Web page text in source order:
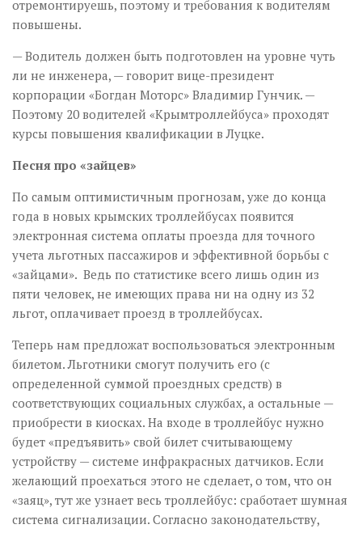
отремонтируешь, поэтому и требования к водителям
повышены.
— Водитель должен быть подготовлен на уровне чуть
ли не инженера, — говорит вице-президент
корпорации «Богдан Моторс» Владимир Гунчик. —
Поэтому 20 водителей «Крымтроллейбуса» проходят
курсы повышения квалификации в Луцке.
Песня про «зайцев»
По самым оптимистичным прогнозам, уже до конца
года в новых крымских троллейбусах появится
электронная система оплаты проезда для точного
учета льготных пассажиров и эффективной борьбы с
«зайцами». Ведь по статистике всего лишь один из
пяти человек, не имеющих права ни на одну из 32
льгот, оплачивает проезд в троллейбусах.
Теперь нам предложат воспользоваться электронным
билетом. Льготники смогут получить его (с
определенной суммой проездных средств) в
соответствующих социальных службах, а остальные —
приобрести в киосках. На входе в троллейбус нужно
будет «предъявить» свой билет считывающему
устройству — системе инфракрасных датчиков. Если
желающий про­ехаться этого не сделает, о том, что он
«заяц», тут же узнает весь троллейбус: сработает шумная
система сигнализации. Согласно законодательству,